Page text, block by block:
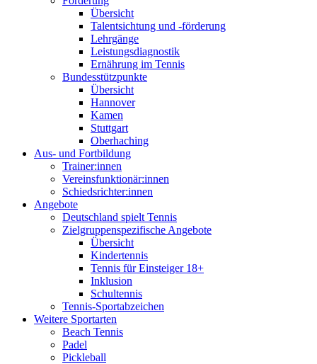
Übersicht
Talentsichtung und -förderung
Lehrgänge
Leistungsdiagnostik
Ernährung im Tennis
Bundesstützpunkte
Übersicht
Hannover
Kamen
Stuttgart
Oberhaching
Aus- und Fortbildung
Trainer:innen
Vereinsfunktionär:innen
Schiedsrichter:innen
Angebote
Deutschland spielt Tennis
Zielgruppenspezifische Angebote
Übersicht
Kindertennis
Tennis für Einsteiger 18+
Inklusion
Schultennis
Tennis-Sportabzeichen
Weitere Sportarten
Beach Tennis
Padel
Pickleball